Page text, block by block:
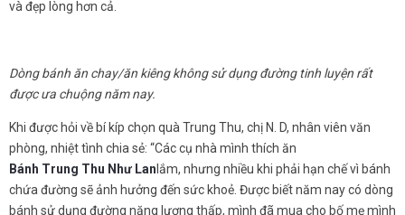
và đẹp lòng hơn cả.
Dòng bánh ăn chay/ăn kiêng không sử dụng đường tinh luyện rất
được ưa chuộng năm nay.
Khi được hỏi về bí kíp chọn quà Trung Thu, chị N. D, nhân viên văn
phòng, nhiệt tình chia sẻ: “Các cụ nhà mình thích ăn
Bánh Trung Thu Như Lan lắm, nhưng nhiều khi phải hạn chế vì bánh
chứa đường sẽ ảnh hưởng đến sức khoẻ. Được biết năm nay có dòng
bánh sử dụng đường năng lượng thấp, mình đã mua cho bố mẹ mình